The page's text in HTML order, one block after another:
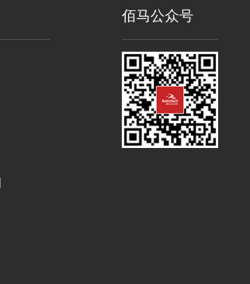
佰马公众号